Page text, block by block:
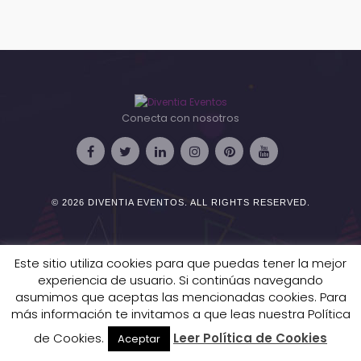
Conecta con nosotros
© 2026 DIVENTIA EVENTOS . ALL RIGHTS RESERVED.
Este sitio utiliza cookies para que puedas tener la mejor
experiencia de usuario. Si continúas navegando
asumimos que aceptas las mencionadas cookies. Para
más información te invitamos a que leas nuestra Política
de Cookies.
Aceptar Leer Política de Cookies